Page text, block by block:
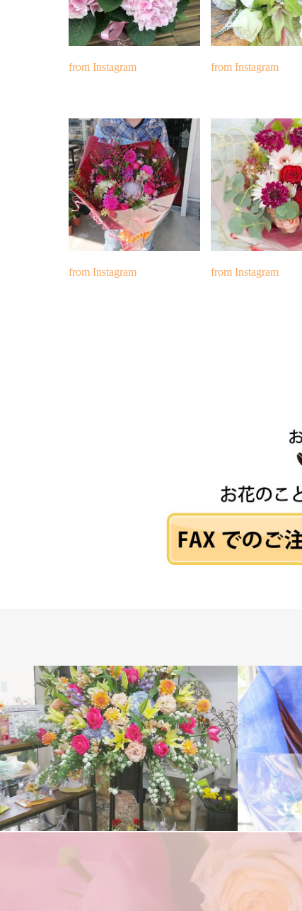
from Instagram from Instagram
from Instagram from Instagram
ンド花 花束